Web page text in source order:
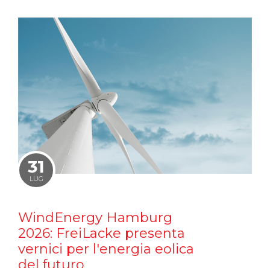
31
LUG
WindEnergy Hamburg
2026: FreiLacke presenta
vernici per l'energia eolica
del futuro